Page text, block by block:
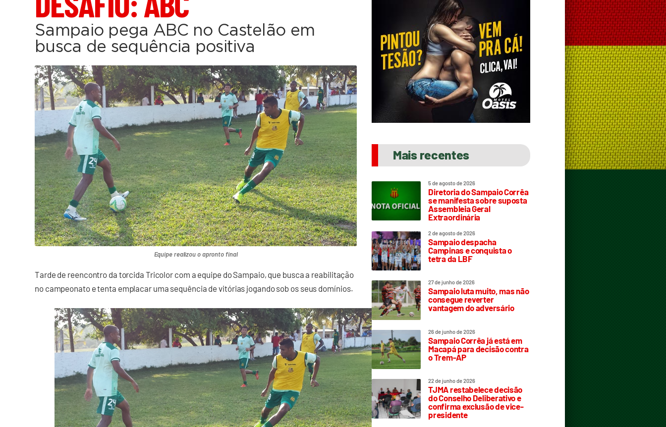
Sampaio pega ABC no Castelão em
busca de sequência positiva
Equipe realizou o apronto final
Tarde de reencontro da torcida Tricolor com a equipe do Sampaio, que busca a reabilitação
no campeonato e tenta emplacar uma sequência de vitórias jogando sob os seus domínios.
Mais recentes
5 de agosto de 2026
Diretoria do Sampaio Corrêa
se manifesta sobre suposta
Assembleia Geral
Extraordinária
2 de agosto de 2026
Sampaio despacha
Campinas e conquista o
tetra da LBF
27 de junho de 2026
Sampaio luta muito, mas não
consegue reverter
vantagem do adversário
26 de junho de 2026
Sampaio Corrêa já está em
Macapá para decisão contra
o Trem-AP
22 de junho de 2026
TJMA restabelece decisão
do Conselho Deliberativo e
confirma exclusão de vice-
presidente